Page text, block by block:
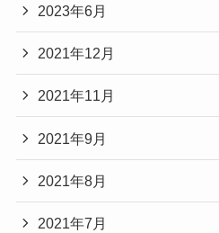
2023年6月
2021年12月
2021年11月
2021年9月
2021年8月
2021年7月